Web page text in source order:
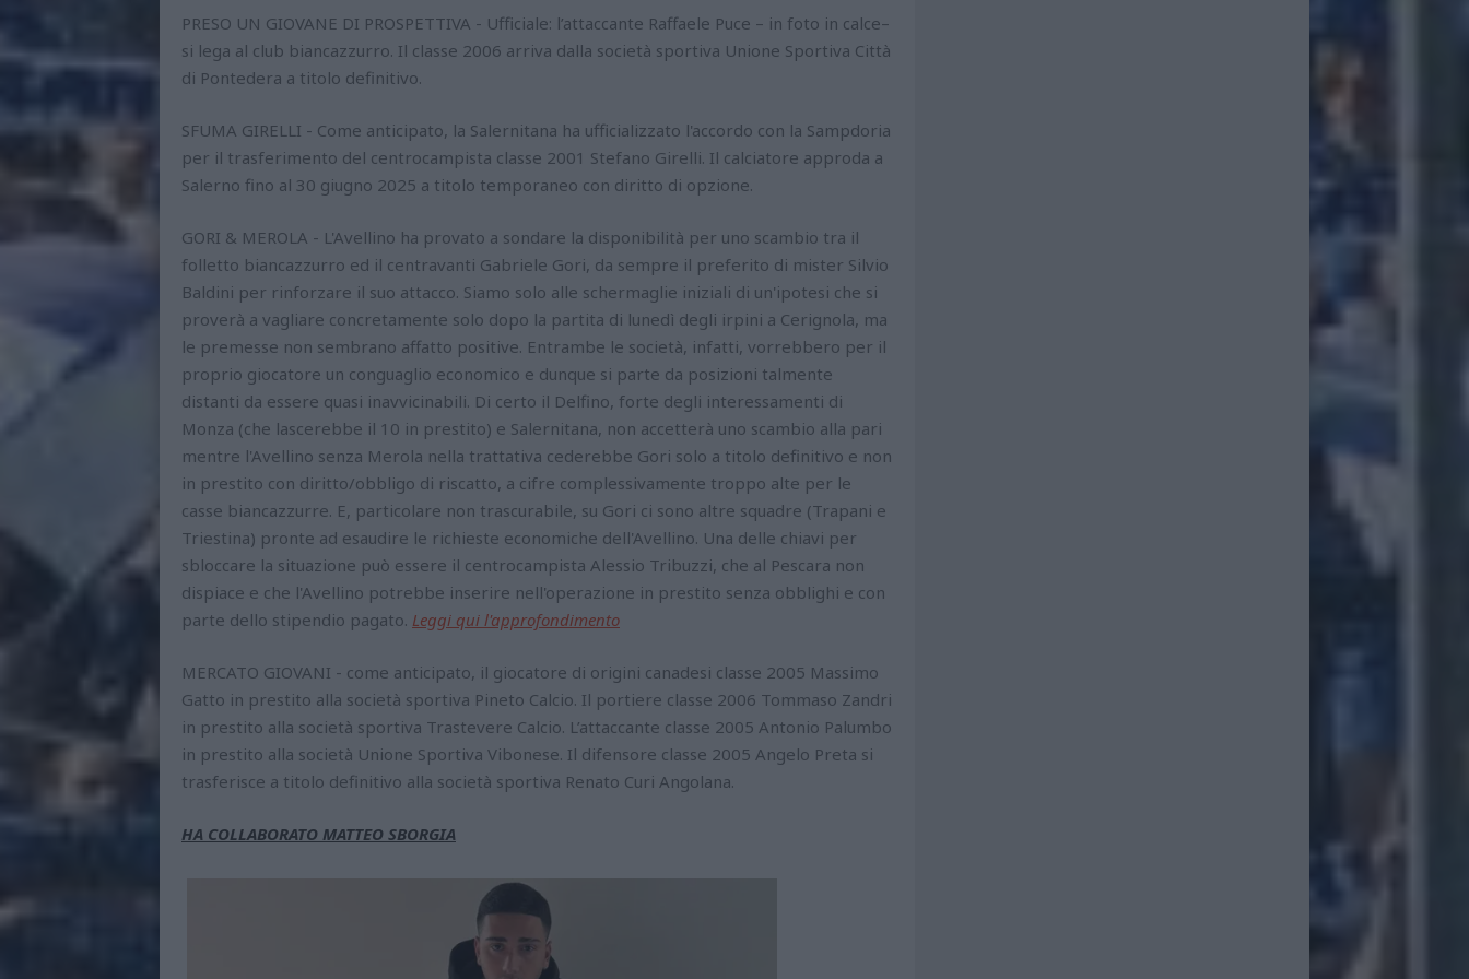
PRESO UN GIOVANE DI PROSPETTIVA - Ufficiale: l’attaccante Raffaele Puce – in foto in calce–
si lega al club biancazzurro. Il classe 2006 arriva dalla società sportiva Unione Sportiva Città
di Pontedera a titolo definitivo.
SFUMA GIRELLI - Come anticipato, la Salernitana ha ufficializzato l'accordo con la Sampdoria
per il trasferimento del centrocampista classe 2001 Stefano Girelli. Il calciatore approda a
Salerno fino al 30 giugno 2025 a titolo temporaneo con diritto di opzione.
GORI & MEROLA - L'Avellino ha provato a sondare la disponibilità per uno scambio tra il
folletto biancazzurro ed il centravanti Gabriele Gori, da sempre il preferito di mister Silvio
Baldini per rinforzare il suo attacco. Siamo solo alle schermaglie iniziali di un'ipotesi che si
proverà a vagliare concretamente solo dopo la partita di lunedì degli irpini a Cerignola, ma
le premesse non sembrano affatto positive. Entrambe le società, infatti, vorrebbero per il
proprio giocatore un conguaglio economico e dunque si parte da posizioni talmente
distanti da essere quasi inavvicinabili. Di certo il Delfino, forte degli interessamenti di
Monza (che lascerebbe il 10 in prestito) e Salernitana, non accetterà uno scambio alla pari
mentre l'Avellino senza Merola nella trattativa cederebbe Gori solo a titolo definitivo e non
in prestito con diritto/obbligo di riscatto, a cifre complessivamente troppo alte per le
casse biancazzurre. E, particolare non trascurabile, su Gori ci sono altre squadre (Trapani e
Triestina) pronte ad esaudire le richieste economiche dell'Avellino. Una delle chiavi per
sbloccare la situazione può essere il centrocampista Alessio Tribuzzi, che al Pescara non
dispiace e che l'Avellino potrebbe inserire nell'operazione in prestito senza obblighi e con
parte dello stipendio pagato. Leggi qui l'approfondimento
MERCATO GIOVANI - come anticipato, il giocatore di origini canadesi classe 2005 Massimo
Gatto in prestito alla società sportiva Pineto Calcio. Il portiere classe 2006 Tommaso Zandri
in prestito alla società sportiva Trastevere Calcio. L’attaccante classe 2005 Antonio Palumbo
in prestito alla società Unione Sportiva Vibonese. Il difensore classe 2005 Angelo Preta si
trasferisce a titolo definitivo alla società sportiva Renato Curi Angolana.
HA COLLABORATO MATTEO SBORGIA